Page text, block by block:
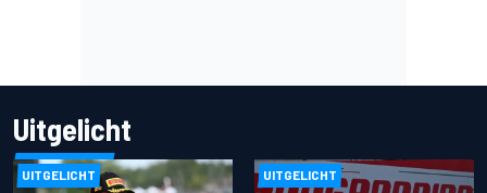
Uitgelicht
UITGELICHT UITGELICHT